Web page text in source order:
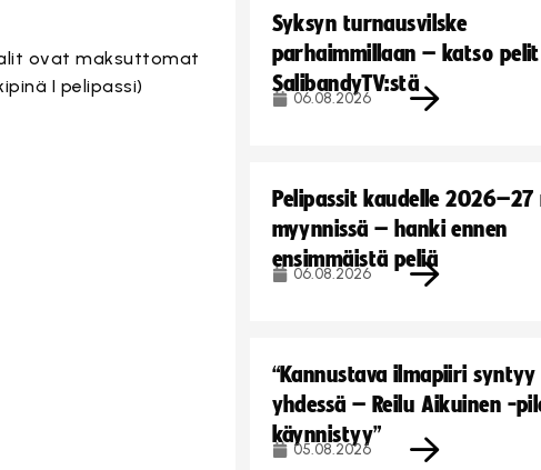
ovat maksuttomat
I pelipassi)
Syksyn turnausvilske
parhaimmillaan – katso pelit
SalibandyTV:stä
06.08.2026
Pelipassit kaudelle
myynnissä – hanki ennen
ensimmäistä peliä
06.08.2026
“Kannustava ilmapiiri syntyy
yhdessä – Reilu Aikuinen -
käynnistyy”
05.08.2026